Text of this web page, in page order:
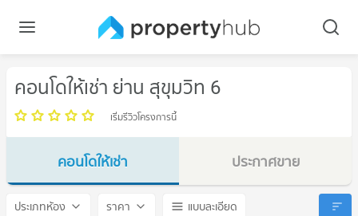
คอนโดให้เช่า ย่าน สุขุมวิท 6
เริ่มรีวิวโครงการนี้
คอนโดให้เช่า
ประกาศขาย
ประเภทห้อง ราคา
แบบละเอียด